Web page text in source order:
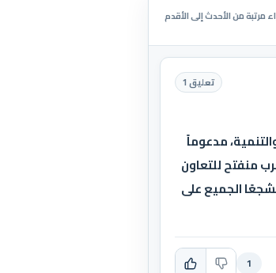
مرتبة من الأحدث إلى الأقدم
تعليق 1
مدعوماً
منفتح للتعاون
الجميع على
1